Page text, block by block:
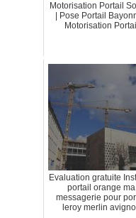
Motorisation Portail
| Pose Portail
Motorisation Portail
Evaluation gratuite
portail orange ma
messagerie pour
leroy merlin